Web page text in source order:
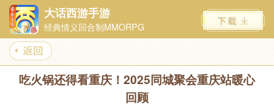
大话西游手游
经典情义回合制MMORPG
吃火锅还得看重庆！2025同城聚会重庆站暖心
回顾